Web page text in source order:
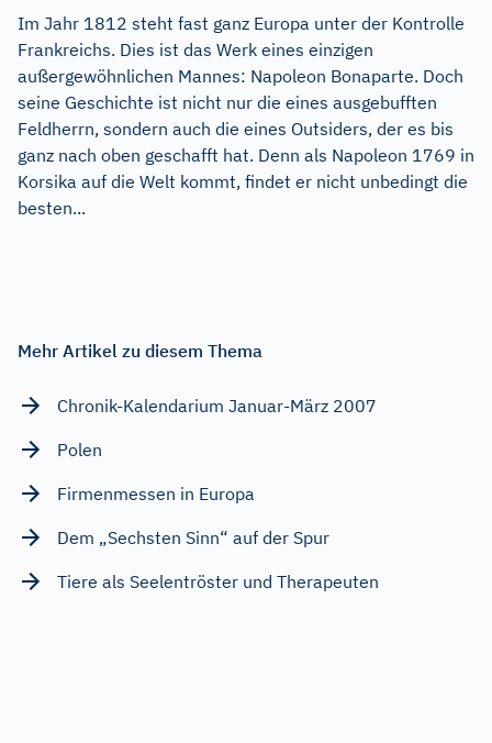
Im Jahr 1812 steht fast ganz Europa unter der Kontrolle
Frankreichs. Dies ist das Werk eines einzigen
außergewöhnlichen Mannes: Napoleon Bonaparte. Doch
seine Geschichte ist nicht nur die eines ausgebufften
Feldherrn, sondern auch die eines Outsiders, der es bis
ganz nach oben geschafft hat. Denn als Napoleon 1769 in
Korsika auf die Welt kommt, findet er nicht unbedingt die
besten...
Mehr Artikel zu diesem Thema
Chronik-Kalendarium Januar-März 2007
Polen
Firmenmessen in Europa
Dem „Sechsten Sinn“ auf der Spur
Tiere als Seelentröster und Therapeuten